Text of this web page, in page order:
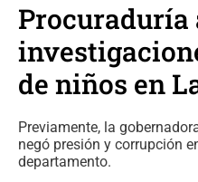
Procuraduría
de niños en
Previamente, la
negó presión y corrupción
departamento.